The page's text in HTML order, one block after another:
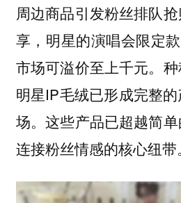
周边商品引发粉丝排队
享，明星的演唱会限定
市场可溢价至上千元。种
明星IP毛绒已形成完整
场。这些产品已超越简
连接粉丝情感的核心纽带。